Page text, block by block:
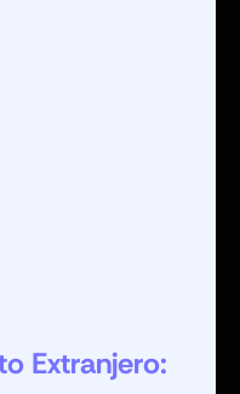
Extranjero: